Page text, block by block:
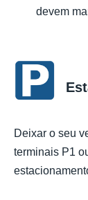
devem
Deixar o seu
terminais P1